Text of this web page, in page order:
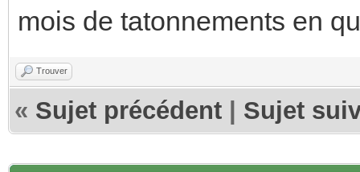
mois de tatonnements en
Trouver
« Sujet précédent Sujet